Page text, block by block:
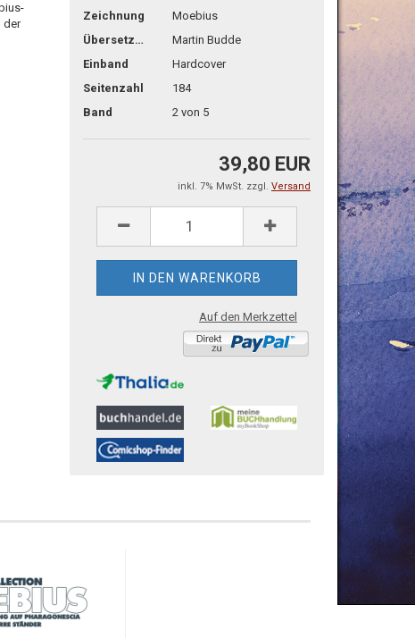
der
Zeichnung
Moebius
Übersetzg.
Martin Budde
Einband
Hardcover
Seitenzahl
184
Band
2 von 5
39,80 EUR
inkl. 7% MwSt. zzgl. Versand
Auf den Merkzettel